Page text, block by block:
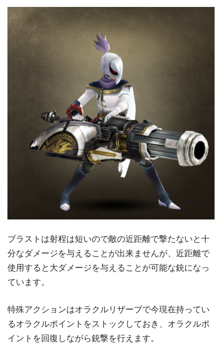
ブラストは射程は短いので敵の近距離で撃たないと十
分なダメージを与えることが出来ませんが、近距離で
使用すると大ダメージを与えることが可能な銃になっ
ています。
特殊アクションはオラクルリザーブで今現在持ってい
るオラクルポイントをストックしておき、オラクルポ
イントを回復しながら銃撃を行えます。